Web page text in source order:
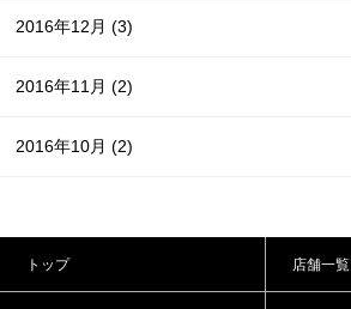
2016年12月(3)
2016年11月(2)
2016年10月(2)
トップ 店舗一覧